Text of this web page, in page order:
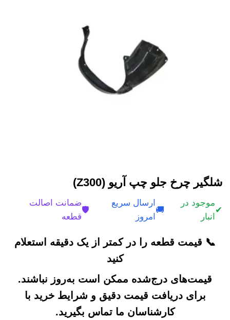
شلگیر چرخ جلو چپ آریو (Z300)
✔
موجود در
انبار
🚚
ارسال سریع
امروز
🛡️
ضمانت اصالت
قطعه
📞 قیمت قطعه را در کمتر از یک دقیقه استعلام
کنید
قیمت‌های درج‌شده ممکن است به‌روز نباشند.
برای دریافت قیمت دقیق و شرایط خرید با
کارشناسان ما تماس بگیرید.